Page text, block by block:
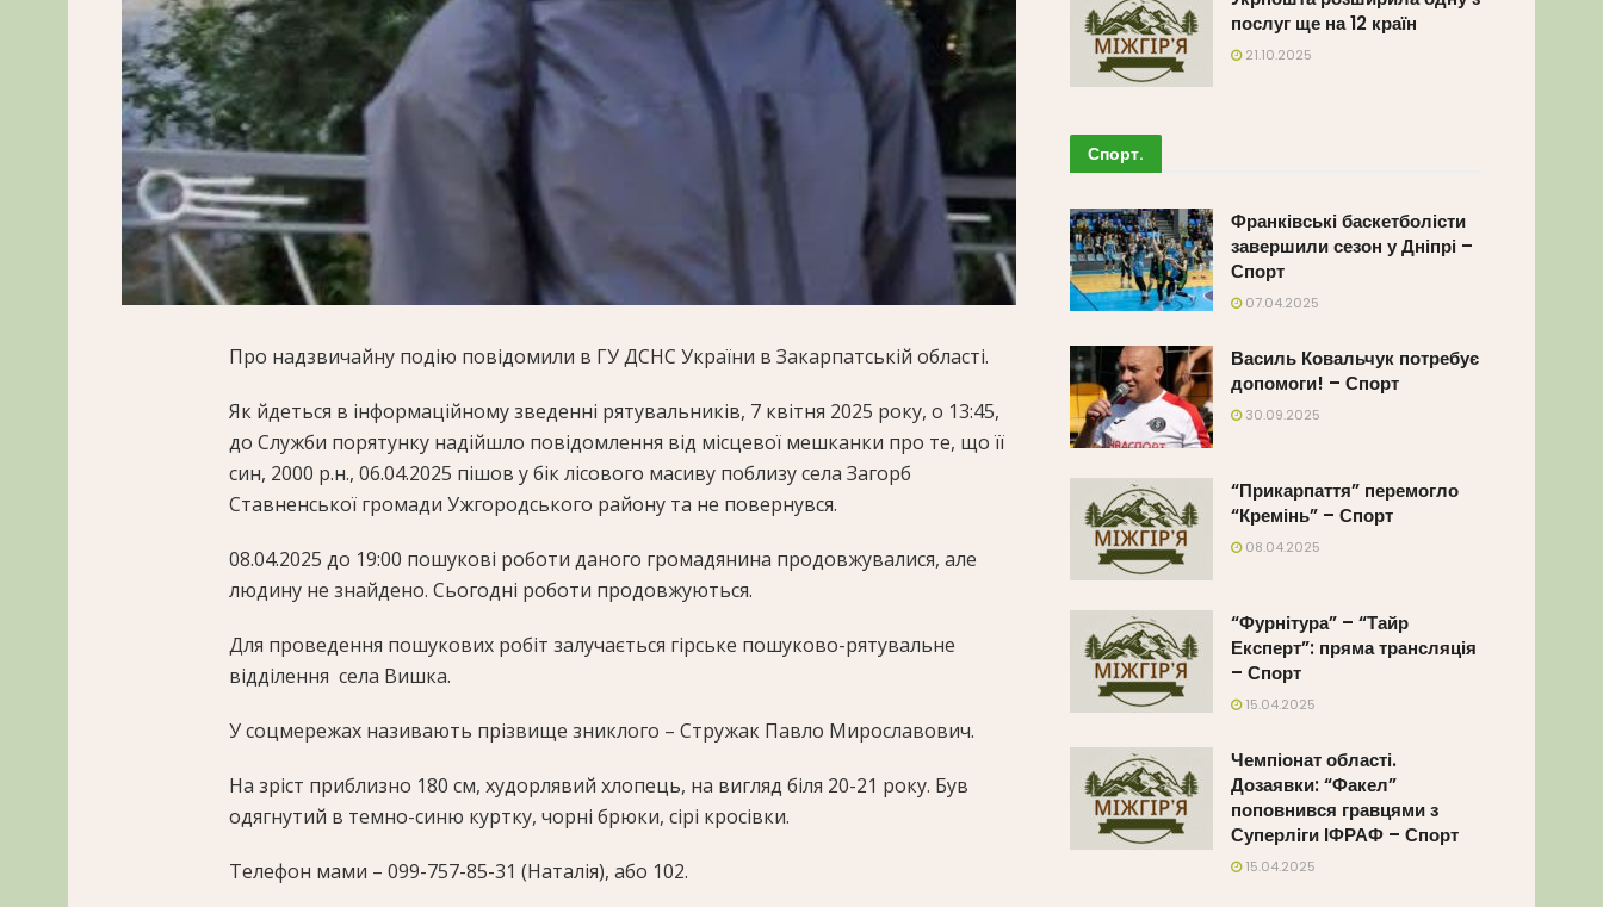
Про надзвичайну подію повідомили в ГУ ДСНС України в Закарпатській області.
Як йдеться в інформаційному зведенні рятувальників, 7 квітня 2025 року, о 13:45,
до Служби порятунку надійшло повідомлення від місцевої мешканки про те, що її
син, 2000 р.н., 06.04.2025 пішов у бік лісового масиву поблизу села Загорб
Ставненської громади Ужгородського району та не повернувся.
08.04.2025 до 19:00 пошукові роботи даного громадянина продовжувалися, але
людину не знайдено. Сьогодні роботи продовжуються.
Для проведення пошукових робіт залучається гірське пошуково-рятувальне
відділення села Вишка.
У соцмережах називають прізвище зниклого – Стружак Павло Мирославович.
На зріст приблизно 180 см, худорлявий хлопець, на вигляд біля 20-21 року. Був
одягнутий в темно-синю куртку, чорні брюки, сірі кросівки.
Телефон мами – 099-757-85-31 (Наталія), або 102.
послуг ще на 12 країн
21.10.2025
Спорт.
Франківські баскетболісти
завершили сезон у Дніпрі –
Спорт
07.04.2025
Василь Ковальчук потребує
допомоги! – Спорт
30.09.2025
“Прикарпаття” перемогло
“Кремінь” – Спорт
08.04.2025
“Фурнітура” – “Тайр
Експерт”: пряма трансляція
– Спорт
15.04.2025
Чемпіонат області.
Дозаявки: “Факел”
поповнився гравцями з
Суперліги ІФРАФ – Спорт
15.04.2025